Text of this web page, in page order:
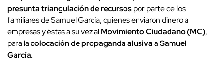
presunta triangulación de recursospor parte de los
familiares de Samuel García, quienes enviaron dinero a
empresas y éstas a su vez alMovimiento Ciudadano (MC),
para lacolocación de propaganda alusiva a Samuel
García.